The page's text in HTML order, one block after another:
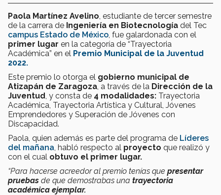
Paola Martínez Avelino , estudiante de tercer semestre
de la carrera de Ingeniería en Biotecnología del Tec
campus Estado de México , fue galardonada con el
primer lugar en la categoría de “Trayectoria
Académica” en el Premio Municipal de la Juventud
2022.
Este premio lo otorga el gobierno municipal de
Atizapán de Zaragoza , a través de la Dirección de la
Juventud , y consta de 4 modalidades: Trayectoria
Académica, Trayectoria Artística y Cultural, Jóvenes
Emprendedores y Superación de Jóvenes con
Discapacidad.
Paola, quien además es parte del programa de Líderes
del mañana , habló respecto al proyecto que realizó y
con el cual obtuvo el primer lugar.
“Para hacerse acreedor al premio tenías que presentar
pruebas de que demostrabas una trayectoria
académica ejemplar.